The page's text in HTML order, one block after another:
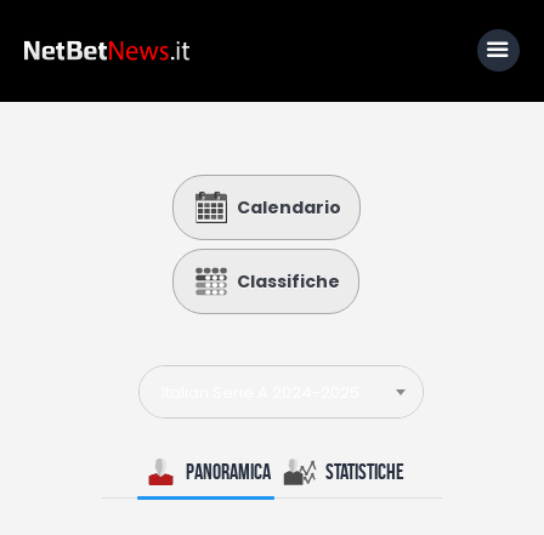
Calcio
Basket
Tennis
Lo Sapevi Che
I consigli di Giulia
Calendario
Classifiche
Panoramica Statistiche